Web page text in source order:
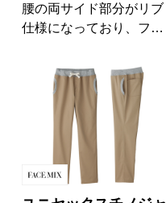
腰の両サイド部分がリブ
仕様になっており、フィ
ンです。履き心地◎なレ
ディース向けパンツ。